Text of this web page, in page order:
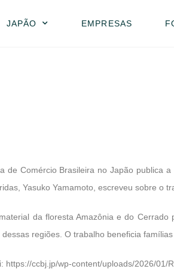
JAPÃO EMPRESAS
de Comércio Brasileira no Japão publica
Yasuko Yamamoto, escreveu sobre o
da floresta Amazônia e do
dessas regiões. O trabalho beneficia famílias
https://ccbj.jp/wp-content/uploads/2026/01/